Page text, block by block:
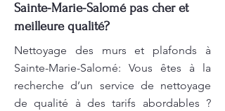
Sainte-Marie-Salomé pas cher et
meilleure qualité?
Nettoyage des murs et plafonds à
Sainte-Marie-Salomé: Vous êtes à la
recherche d’un service de nettoyage
de qualité à des tarifs abordables ?